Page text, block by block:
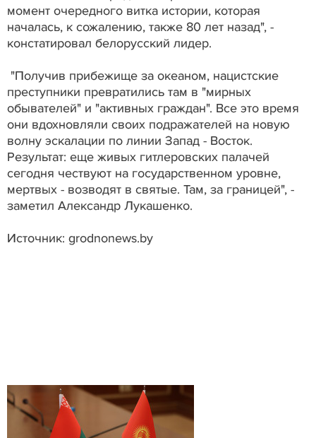
момент очередного витка истории, которая
началась, к сожалению, также 80 лет назад", -
констатировал белорусский лидер.
"Получив прибежище за океаном, нацистские
преступники превратились там в "мирных
обывателей" и "активных граждан". Все это время
они вдохновляли своих подражателей на новую
волну эскалации по линии Запад - Восток.
Результат: еще живых гитлеровских палачей
сегодня чествуют на государственном уровне,
мертвых - возводят в святые. Там, за границей", -
заметил Александр Лукашенко.
Источник: grodnonews.by